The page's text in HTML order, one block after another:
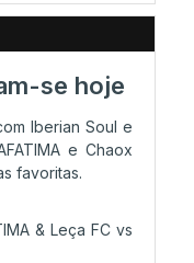
se hoje
Iberian Soul e
e Chaox
favoritas.
& Leça FC vs